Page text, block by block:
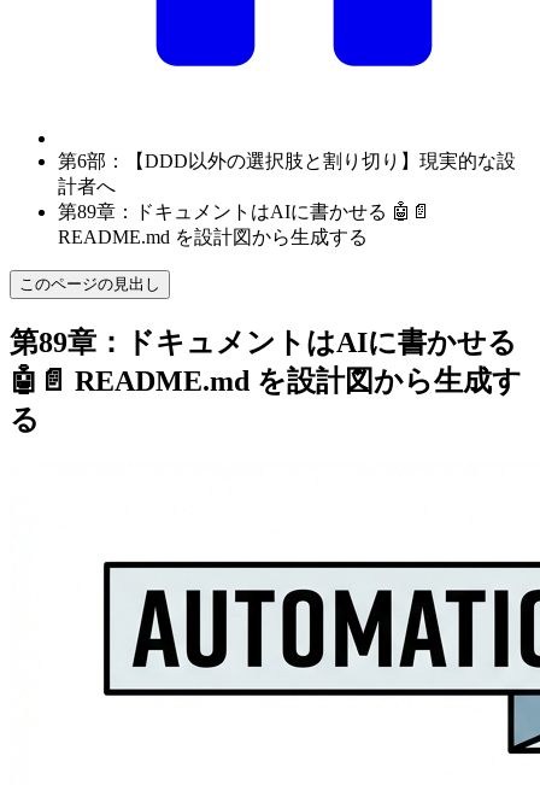
第6部：【DDD以外の選択肢と割り切り】現実的な設
計者へ
第89章：ドキュメントはAIに書かせる 🤖📄
README.md を設計図から生成する
このページの見出し
第89章：ドキュメントはAIに書かせる
🤖📄 README.md を設計図から生成す
る